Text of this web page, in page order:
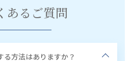
あるご質問
る方法はありますか？